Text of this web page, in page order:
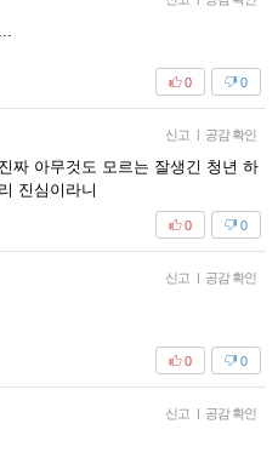
0
0
신고 | 공감 확인
짜 아무것도 모르는 잘생긴 청년 하
진심이라니
0
0
신고 | 공감 확인
0
0
신고 | 공감 확인